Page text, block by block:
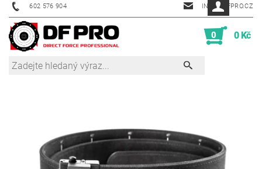
602 576 904 INFO@DFPRO.CZ
0 0 Kč